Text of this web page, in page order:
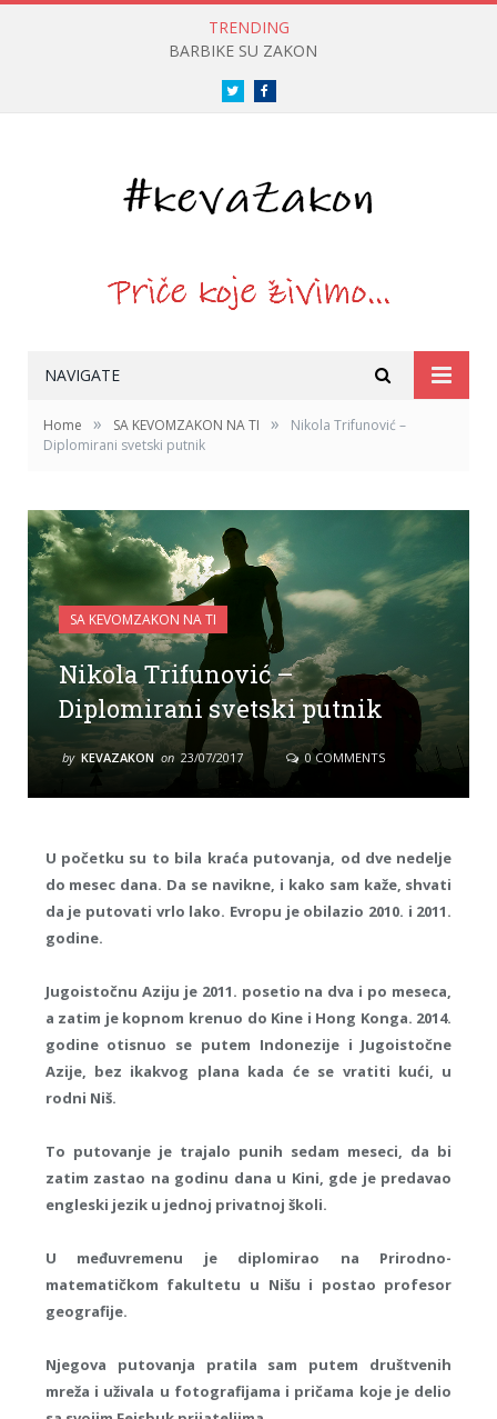
TRENDING
BARBIKE SU ZAKON
Twitter
NAVIGATE
Home » SA KEVOMZAKON NA TI »
Nikola Trifunović –
Diplomirani svetski putnik
SA KEVOMZAKON NA TI
Nikola Trifunović –
Diplomirani svetski putnik
by KEVAZAKON on 23/07/2017 0 COMMENTS
U početku su to bila kraća putovanja, od dve nedelje
do mesec dana. Da se navikne, i kako sam kaže, shvati
da je putovati vrlo lako. Evropu je obilazio 2010. i 2011.
godine.
Jugoistočnu Aziju je 2011. posetio na dva i po meseca,
a zatim je kopnom krenuo do Kine i Hong Konga. 2014.
godine otisnuo se putem Indonezije i Jugoistočne
Azije, bez ikakvog plana kada će se vratiti kući, u
rodni Niš.
To putovanje je trajalo punih sedam meseci, da bi
zatim zastao na godinu dana u Kini, gde je predavao
engleski jezik u jednoj privatnoj školi.
U međuvremenu je diplomirao na Prirodno-
matematičkom fakultetu u Nišu i postao profesor
geografije.
Njegova putovanja pratila sam putem društvenih
mreža i uživala u fotografijama i pričama koje je delio